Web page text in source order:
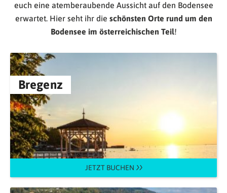
euch eine atemberaubende Aussicht auf den Bodensee
erwartet. Hier seht ihr die schönsten Orte rund um den
Bodensee im österreichischen Teil!
Bregenz
JETZT BUCHEN